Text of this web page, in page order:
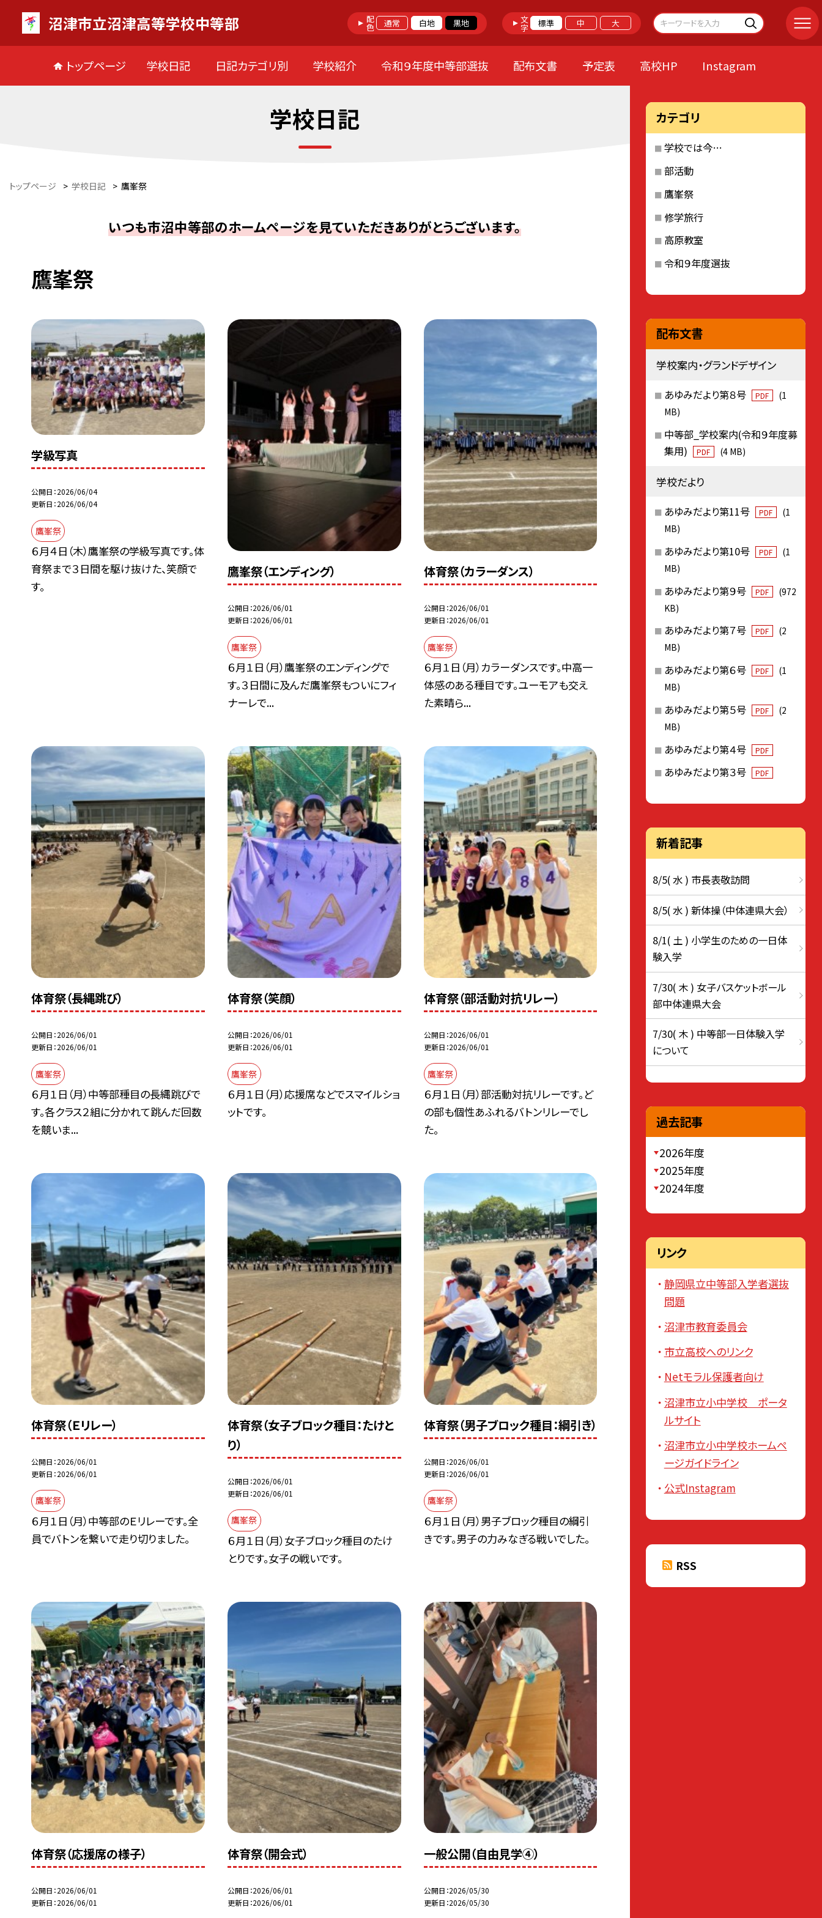
沼津市立沼津高等学校中等部 配色 通常 白地 黒地 文字 標準 中 大
トップページ 学校日記 日記カテゴリ別 学校紹介 令和９年度中等部選抜 配布文書 予定表 高校HP Instagram
学校日記
トップページ > 学校日記 > 鷹峯祭
いつも市沼中等部のホームページを見ていただきありがとうございます。
鷹峯祭
学級写真
公開日 2026/06/04
更新日 2026/06/04
鷹峯祭
６月４日（木）鷹峯祭の学級写真です。体
育祭まで３日間を駆け抜けた、笑顔で
す。
鷹峯祭（エンディング）
公開日 2026/06/01
更新日 2026/06/01
鷹峯祭
６月１日（月）鷹峯祭のエンディングで
す。３日間に及んだ鷹峯祭もついにフィ
ナーレで...
体育祭（カラーダンス）
公開日 2026/06/01
更新日 2026/06/01
鷹峯祭
６月１日（月）カラーダンスです。中高一
体感のある種目です。ユーモアも交え
た素晴ら...
体育祭（長縄跳び）
公開日 2026/06/01
更新日 2026/06/01
鷹峯祭
６月１日（月）中等部種目の長縄跳びで
す。各クラス２組に分かれて跳んだ回数
を競いま...
体育祭（笑顔）
公開日 2026/06/01
更新日 2026/06/01
鷹峯祭
６月１日（月）応援席などでスマイルショ
ットです。
体育祭（部活動対抗リレー）
公開日 2026/06/01
更新日 2026/06/01
鷹峯祭
６月１日（月）部活動対抗リレーです。ど
の部も個性あふれるバトンリレーでし
た。
体育祭（Ｅリレー）
公開日 2026/06/01
更新日 2026/06/01
鷹峯祭
６月１日（月）中等部のＥリレーです。全
員でバトンを繋いで走り切りました。
体育祭（女子ブロック種目：たけと
り）
公開日 2026/06/01
更新日 2026/06/01
鷹峯祭
６月１日（月）女子ブロック種目のたけ
とりです。女子の戦いです。
体育祭（男子ブロック種目：綱引き）
公開日 2026/06/01
更新日 2026/06/01
鷹峯祭
６月１日（月）男子ブロック種目の綱引
きです。男子の力みなぎる戦いでした。
体育祭（応援席の様子）
公開日 2026/06/01
更新日 2026/06/01
体育祭（開会式）
公開日 2026/06/01
更新日 2026/06/01
一般公開（自由見学④）
公開日 2026/05/30
更新日 2026/05/30
カテゴリ
学校では今…
部活動
鷹峯祭
修学旅行
高原教室
令和９年度選抜
配布文書
学校案内・グランドデザイン
あゆみだより第８号 PDF
(1
MB)
中等部_学校案内(令和９年度募
集用)
PDF (4 MB)
学校だより
あゆみだより第11号 PDF
(1
MB)
あゆみだより第10号 PDF
(1
MB)
あゆみだより第９号 PDF
(972
KB)
あゆみだより第７号 PDF
(2
MB)
あゆみだより第６号 PDF
(1
MB)
あゆみだより第５号 PDF
(2
MB)
あゆみだより第４号 PDF
あゆみだより第３号 PDF
新着記事
8/5( 水 ) 市長表敬訪問
8/5( 水 ) 新体操（中体連県大会）
8/1( 土 ) 小学生のための一日体
験入学
7/30( 木 ) 女子バスケットボール
部中体連県大会
7/30( 木 ) 中等部一日体験入学
について
過去記事
2026年度
2025年度
2024年度
リンク
静岡県立中等部入学者選抜
問題
沼津市教育委員会
市立高校へのリンク
Netモラル保護者向け
沼津市立小中学校 ポータ
ルサイト
沼津市立小中学校ホームペ
ージガイドライン
公式Instagram
RSS